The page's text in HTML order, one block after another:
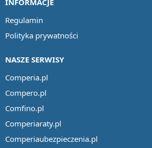
Regulamin
Polityka prywatności
NASZE SERWISY
Comperia.pl
Compero.pl
Comfino.pl
Comperiaraty.pl
Comperiaubezpieczenia.pl